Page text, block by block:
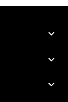


